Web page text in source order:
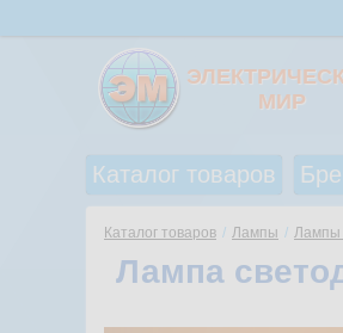
МИР
Каталог товаров
Каталог товаров / Лампы / Лампы
Лампа